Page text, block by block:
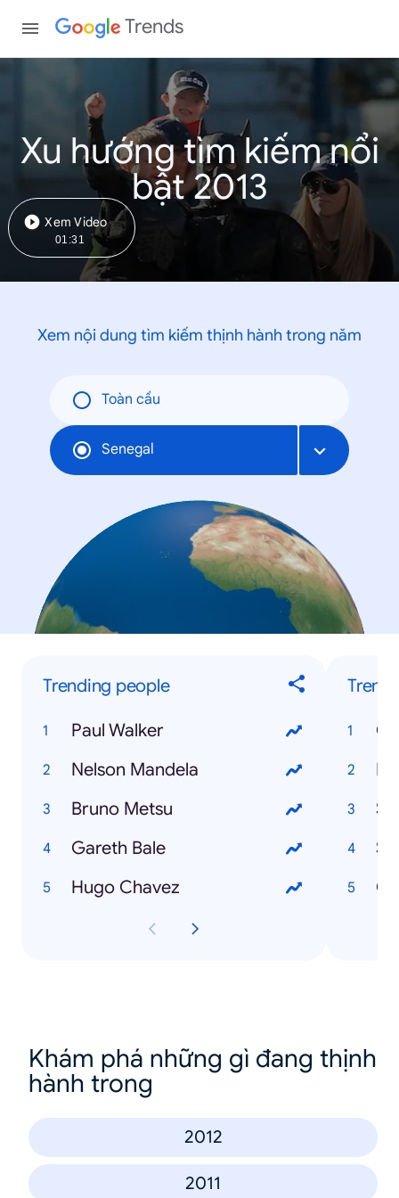
Trends
Xu hướng tìm kiếm nổi
bật 2013
Xem Video
01:31
Xem nội dung tìm kiếm thịnh hành trong năm
Toàn cầu
Senegal
Trending people
Paul Walker
Nelson Mandela
Bruno Metsu
Gareth Bale
Hugo Chavez
Khám phá những gì đang thịnh
hành trong
2012
2011